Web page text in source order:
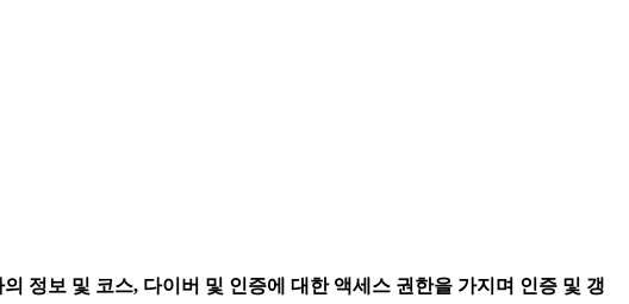
정보 및 코스, 다이버 및 인증에 대한 액세스 권한을 가지며 인증 및 갱